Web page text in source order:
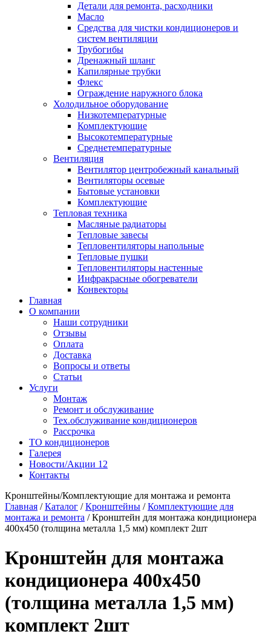
Детали для ремонта, расходники
Масло
Средства для чистки кондиционеров и
систем вентиляции
Трубогибы
Дренажный шланг
Капилярные трубки
Флекс
Ограждение наружного блока
Холодильное оборудование
Низкотемпературные
Комплектующие
Высокотемпературные
Среднетемпературные
Вентиляция
Вентилятор центробежный канальный
Вентиляторы осевые
Бытовые установки
Комплектующие
Тепловая техника
Масляные радиаторы
Тепловые завесы
Тепловентиляторы напольные
Тепловые пушки
Тепловентиляторы настенные
Инфракрасные обогреватели
Конвекторы
Главная
О компании
Наши сотрудники
Отзывы
Оплата
Доставка
Вопросы и ответы
Статьи
Услуги
Монтаж
Ремонт и обслуживание
Тех.обслуживание кондиционеров
Рассрочка
ТО кондиционеров
Галерея
Новости/Акции 12
Контакты
Кронштейны/Комплектующие для монтажа и ремонта
Главная /Каталог /Кронштейны /Комплектующие для
монтажа и ремонта /Кронштейн для монтажа кондиционера
400х450 (толщина металла 1,5 мм) комплект 2шт
Кронштейн для монтажа
кондиционера 400х450
(толщина металла 1,5 мм)
комплект 2шт